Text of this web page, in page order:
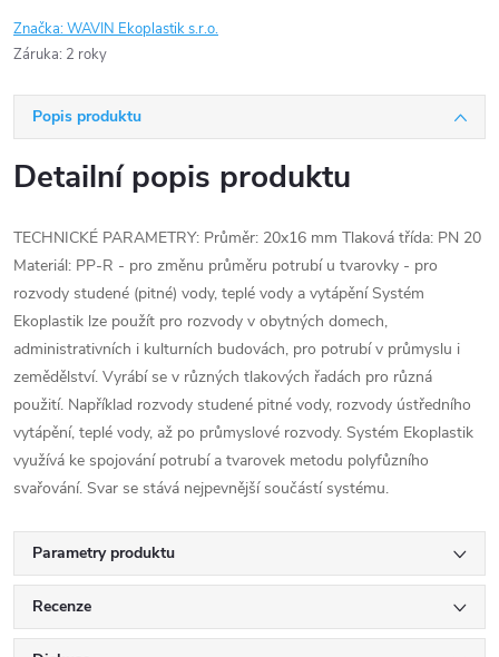
Značka:WAVIN Ekoplastik s.r.o.
Záruka: 2 roky
Popis produktu
Detailní popis produktu
TECHNICKÉ PARAMETRY: Průměr: 20x16 mm Tlaková třída: PN 20
Materiál: PP-R - pro změnu průměru potrubí u tvarovky - pro
rozvody studené (pitné) vody, teplé vody a vytápění Systém
Ekoplastik lze použít pro rozvody v obytných domech,
administrativních i kulturních budovách, pro potrubí v průmyslu i
zemědělství. Vyrábí se v různých tlakových řadách pro různá
použití. Například rozvody studené pitné vody, rozvody ústředního
vytápění, teplé vody, až po průmyslové rozvody. Systém Ekoplastik
využívá ke spojování potrubí a tvarovek metodu polyfůzního
svařování. Svar se stává nejpevnější součástí systému.
Parametry produktu
Recenze